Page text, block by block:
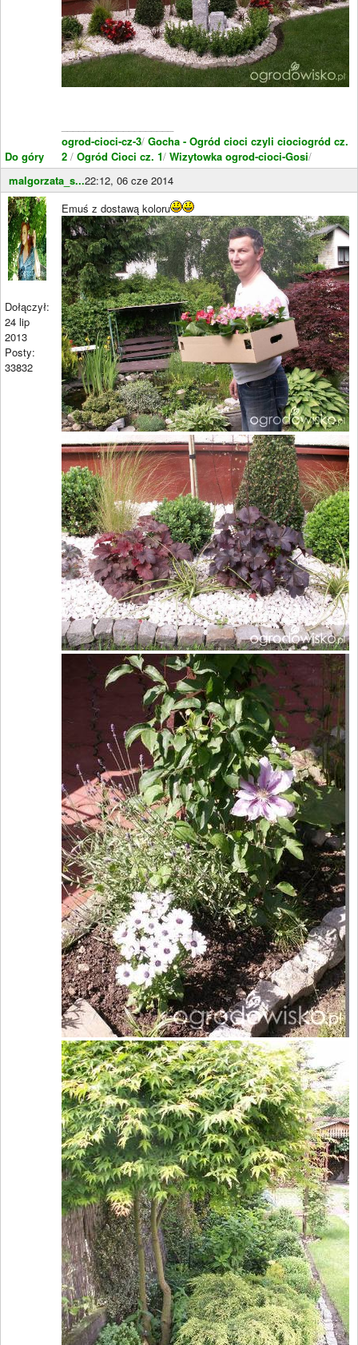
Do góry
ogrod-cioci-cz-3/ Gocha - Ogród cioci czyli ciociogród cz.
2 / Ogród Cioci cz. 1/ Wizytowka ogrod-cioci-Gosi/
malgorzata_s...22:12, 06 cze 2014
Dołączył:
24 lip
2013
Posty:
33832
Emuś z dostawą koloru